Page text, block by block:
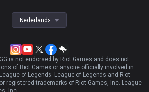
Nederlands
is not endorsed by Riot Games and does not
of Riot Games or anyone officially involved in
of Legends. League of Legends and Riot
registered trademarks of Riot Games, Inc. League
Inc.